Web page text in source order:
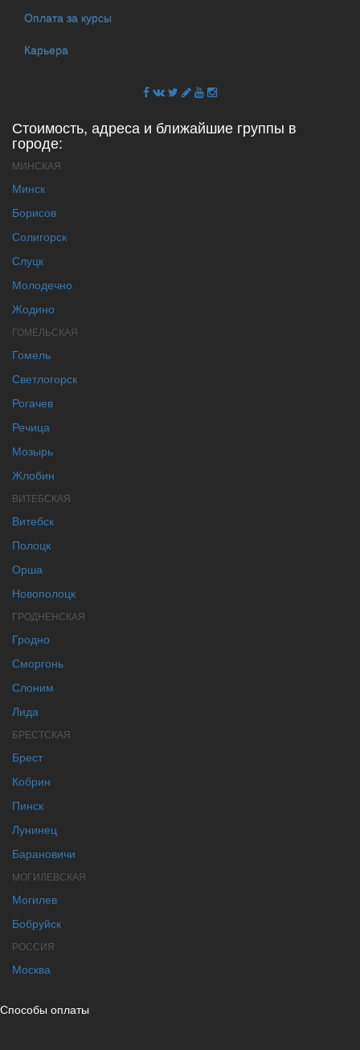
Оплата за курсы
Карьера
Стоимость, адреса и ближайшие группы в
городе:
МИНСКАЯ
Минск
Борисов
Солигорск
Слуцк
Молодечно
Жодино
ГОМЕЛЬСКАЯ
Гомель
Светлогорск
Рогачев
Речица
Мозырь
Жлобин
ВИТЕБСКАЯ
Витебск
Полоцк
Орша
Новополоцк
ГРОДНЕНСКАЯ
Гродно
Сморгонь
Слоним
Лида
БРЕСТСКАЯ
Брест
Кобрин
Пинск
Лунинец
Барановичи
МОГИЛЕВСКАЯ
Могилев
Бобруйск
РОССИЯ
Москва
Способы оплаты